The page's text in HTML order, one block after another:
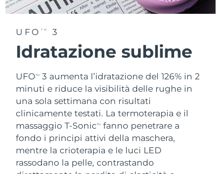
UFO TM 3
Idratazione sublime
UFOTM
3 aumenta l’idratazione del 126% in 2
minuti e riduce la visibilità delle rughe in
una sola settimana con risultati
clinicamente testati. La termoterapia e il
massaggio T-SonicTM
fanno penetrare a
fondo i principi attivi della maschera,
mentre la crioterapia e le luci LED
rassodano la pelle, contrastando